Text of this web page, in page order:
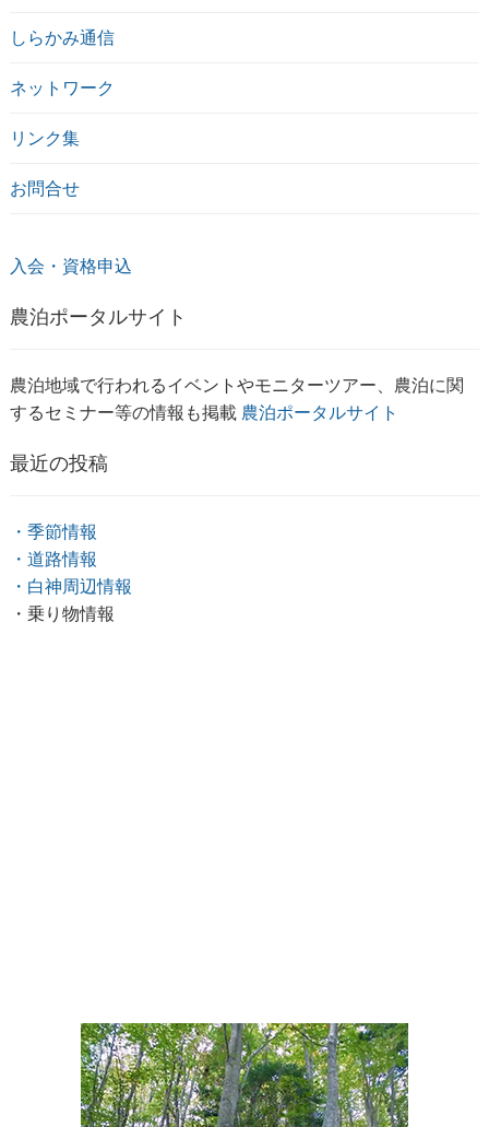
しらかみ通信
ネットワーク
リンク集
お問合せ
入会・資格申込
農泊ポータルサイト
農泊地域で行われるイベントやモニターツアー、農泊に関
するセミナー等の情報も掲載 農泊ポータルサイト
最近の投稿
・季節情報
・道路情報
・白神周辺情報
・乗り物情報